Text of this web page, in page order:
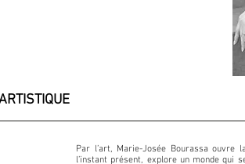
Par l’art, Marie-Josée Bourassa
l’instant présent, explore un monde qui